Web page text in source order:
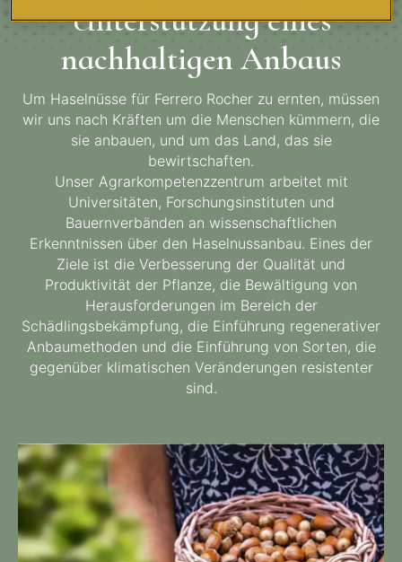
Unterstützung eines
nachhaltigen Anbaus
Um Haselnüsse für Ferrero Rocher zu ernten, müssen
wir uns nach Kräften um die Menschen kümmern, die
sie anbauen, und um das Land, das sie
bewirtschaften.
Unser Agrarkompetenzzentrum arbeitet mit
Universitäten, Forschungsinstituten und
Bauernverbänden an wissenschaftlichen
Erkenntnissen über den Haselnussanbau. Eines der
Ziele ist die Verbesserung der Qualität und
Produktivität der Pflanze, die Bewältigung von
Herausforderungen im Bereich der
Schädlingsbekämpfung, die Einführung regenerativer
Anbaumethoden und die Einführung von Sorten, die
gegenüber klimatischen Veränderungen resistenter
sind.